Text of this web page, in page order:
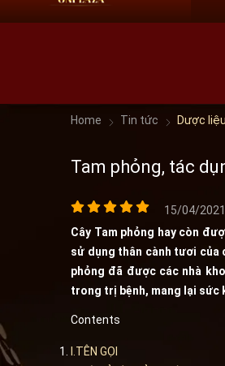
Home Tin tức Dược liệu
Tam phỏng, tác
15/04/2021
Cây Tam phỏng hay còn
sử dụng thân cành tươi của
phỏng đã được các nhà
trong trị bệnh, mang lại sức
Contents
I.TÊN GỌI